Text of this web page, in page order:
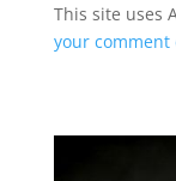
This site uses
your comment